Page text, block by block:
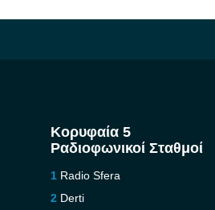
Κορυφαία 5
Ραδιοφωνικοί Σταθμοί
Radio Sfera
Derti